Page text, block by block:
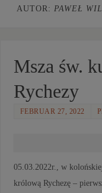
AUTOR: PAWEŁ
Msza św.
Rychezy
FEBRUAR 27, 2022
05.03.2022r., w
królową Rychezę –